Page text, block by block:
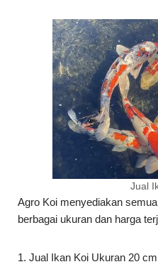
Jual
Agro Koi menyediakan
berbagai ukuran dan harga
1. Jual Ikan Koi Ukuran 20 cm